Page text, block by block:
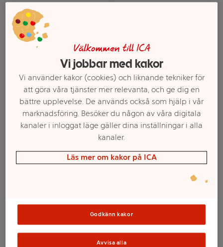
Pastej med mustig
smak 200g Pastejköket
Välj butik
Leverapastej med
gurka Bredbar 200g
ICA
Välj butik
Välkommen till ICA
Vi jobbar med kakor
Vi använder kakor (cookies) och liknande tekniker för
att göra våra tjänster mer relevanta, och ge dig en
bättre upplevelse. De används också som hjälp i vår
marknadsföring. Besöker du någon av våra digitala
kanaler i inloggat läge gäller dina inställningar i alla
kanaler.
Läs mer om kakor på ICA
Godkänn kakor
Avvisa alla